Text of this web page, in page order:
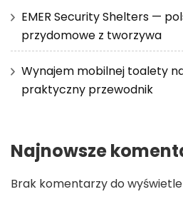
EMER Security Shelters —
przydomowe z tworzywa
Wynajem mobilnej toalety
praktyczny przewodnik
Najnowsze
Brak komentarzy do